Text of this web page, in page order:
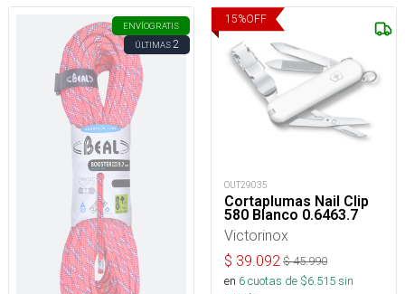
ENVÍOGRATIS
ÚLTIMAS2
15%OFF
OUT29035
Cortaplumas Nail Clip
580 Blanco 0.6463.7
Victorinox
$ 39.092 $45.990
en 6cuotas de $6.515sin